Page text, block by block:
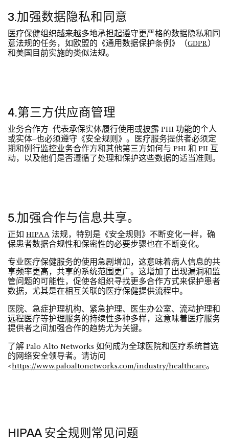
3.加强数据隐私和同意
医疗保健组织越来越多地承担起遵守更严格的数据隐私和同
意法规的任务，如欧盟的《通用数据保护条例》（GDPR）
和美国目前实施的类似法规。
4.第三方供应商管理
业务合作方--代表承保实体履行使用或披露 PHI 功能的个人
或实体--也必须遵守《安全规则》。医疗服务提供者必须定
期和例行监控业务合作方和其他第三方如何与 PHI 和 PII 互
动，以及他们是否遵循了处理和保护这些数据的适当准则。
5.加强合作与信息共享。
正如 HIPAA 法规，特别是《安全规则》不断变化一样，确
保患者数据合规性和保密性的必要步骤也在不断变化。
专业医疗保健服务的使用急剧增加，这意味着病人信息的共
享频率更高，共享的系统范围更广。这增加了出现漏洞和监
管问题的可能性，促使各组织寻找更多合作方式来保护患者
数据，尤其是在相互关联的医疗保健提供流程中。
医院、急症护理机构、紧急护理、医生办公室、流动护理和
远程医疗等护理服务的持续性多种多样，这意味着医疗服务
提供者之间加强合作的趋势尤为关键。
了解 Palo Alto Networks 如何成为全球医院和医疗系统首选
的网络安全领导者。请访问
<https://www.paloaltonetworks.com/industry/healthcare。
HIPAA 安全规则常见问题